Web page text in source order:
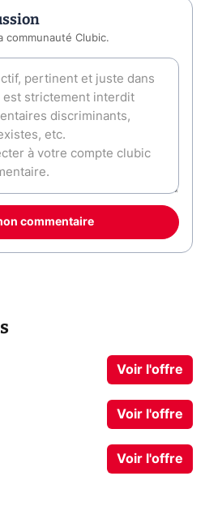
communauté Clubic.
commentaire
Voir l'offre
Voir l'offre
Voir l'offre